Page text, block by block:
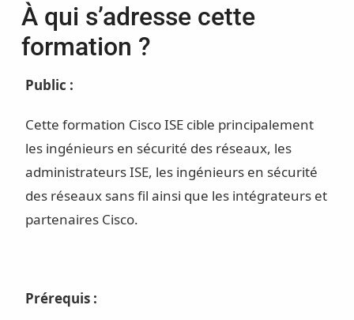
À qui s’adresse cette
formation ?
Public :
Cette formation Cisco ISE cible principalement
les ingénieurs en sécurité des réseaux, les
administrateurs ISE, les ingénieurs en sécurité
des réseaux sans fil ainsi que les intégrateurs et
partenaires Cisco.
Prérequis :